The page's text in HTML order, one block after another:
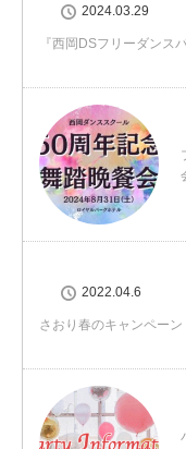
2024.03.29
『西岡DSフリーダンス
2022.04.6
さおり春のキャンペーン